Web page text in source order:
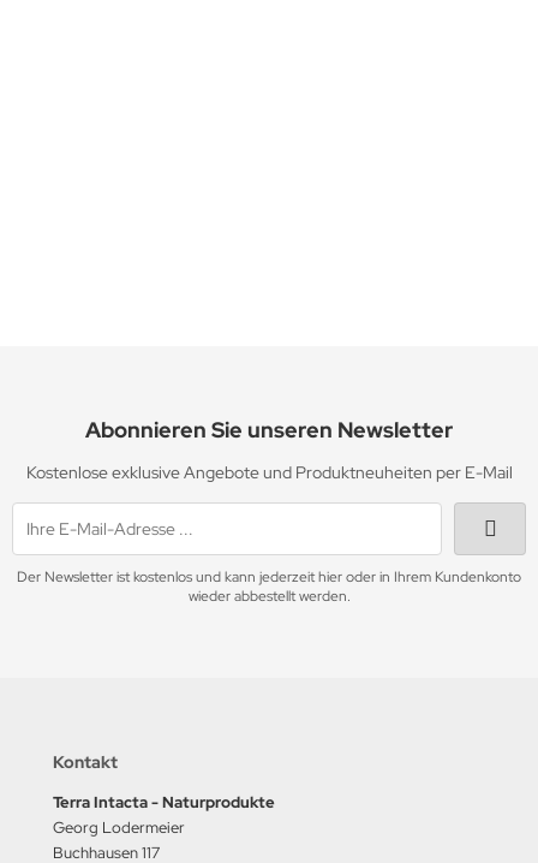
Abonnieren Sie unseren Newsletter
Kostenlose exklusive Angebote und Produktneuheiten per E-Mail
Der Newsletter ist kostenlos und kann jederzeit hier oder in Ihrem Kundenkonto
wieder abbestellt werden.
Kontakt
Terra Intacta - Naturprodukte
Georg Lodermeier
Buchhausen 117